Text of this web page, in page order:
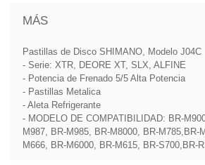
MÁS
Pastillas de Disco SHIMANO, Modelo J04C
- Serie: XTR, DEORE XT, SLX, ALFINE
- Potencia de Frenado 5/5 Alta Potencia
- Pastillas Metalica
- Aleta Refrigerante
- MODELO DE COMPATIBILIDAD: BR-
M987, BR-M985, BR-M8000, BR-M785,BR-
M666, BR-M6000, BR-M615, BR-S700,BR-